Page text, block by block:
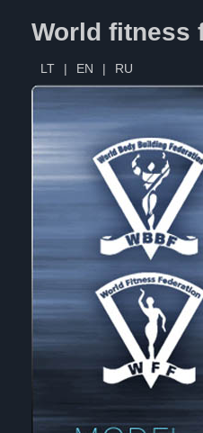
World
LT | EN | RU